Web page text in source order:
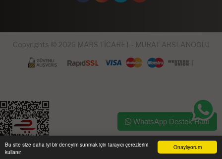
Onaylıyorum
Bu site size daha iyi bir deneyim sunmak için tarayıcı çerezlerini
kullanır.
Copyrights © 2026 MARS TİCARET - MURAT ARSLANOĞLU
Ana Sayfa Sipariş Takibi İletişim
WhatsApp Destek Hattı